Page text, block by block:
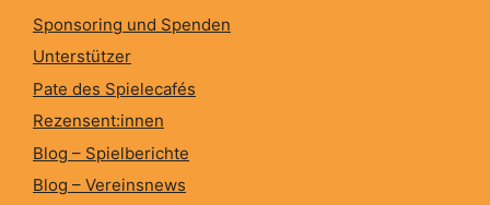
Sponsoring und Spenden
Unterstützer
Pate des Spielecafés
Rezensent:innen
Blog – Spielberichte
Blog – Vereinsnews